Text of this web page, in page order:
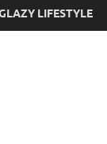
LIFESTYLE